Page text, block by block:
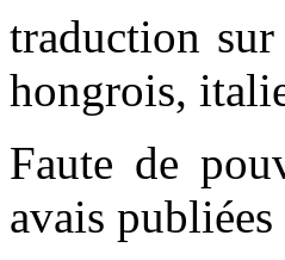
traduction sur
hongrois,
Faute de
avais